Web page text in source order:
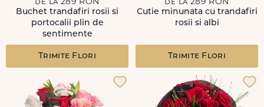
de la 289 RON
Buchet trandafiri rosii si
portocalii plin de
sentimente
Trimite Flori
de la 289 RON
Cutie minunata cu trandafiri
rosii si albi
Trimite Flori